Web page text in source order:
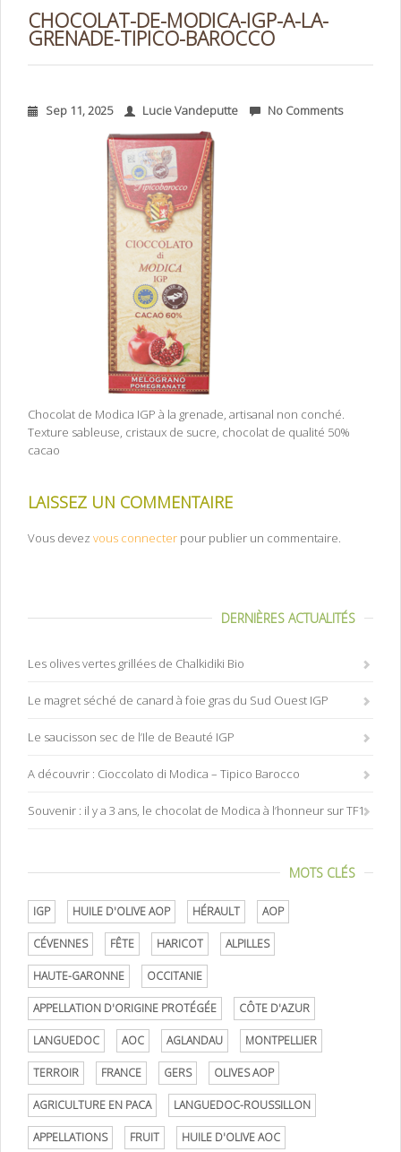
CHOCOLAT-DE-MODICA-IGP-A-LA-
GRENADE-TIPICO-BAROCCO
Sep 11, 2025 Lucie Vandeputte No Comments
Chocolat de Modica IGP à la grenade, artisanal non conché.
Texture sableuse, cristaux de sucre, chocolat de qualité 50%
cacao
LAISSEZ UN COMMENTAIRE
Vous devez vous connecter pour publier un commentaire.
DERNIÈRES ACTUALITÉS
Les olives vertes grillées de Chalkidiki Bio
Le magret séché de canard à foie gras du Sud Ouest IGP
Le saucisson sec de l’Ile de Beauté IGP
A découvrir : Cioccolato di Modica – Tipico Barocco
Souvenir : il y a 3 ans, le chocolat de Modica à l’honneur sur TF1
MOTS CLÉS
IGP HUILE D'OLIVE AOP HÉRAULT AOP
CÉVENNES FÊTE HARICOT ALPILLES
HAUTE-GARONNE OCCITANIE
APPELLATION D'ORIGINE PROTÉGÉE CÔTE D'AZUR
LANGUEDOC AOC AGLANDAU MONTPELLIER
TERROIR FRANCE GERS OLIVES AOP
AGRICULTURE EN PACA LANGUEDOC-ROUSSILLON
APPELLATIONS FRUIT HUILE D'OLIVE AOC